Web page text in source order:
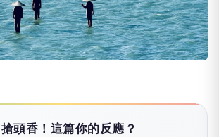
搶頭香！這篇你的反應？